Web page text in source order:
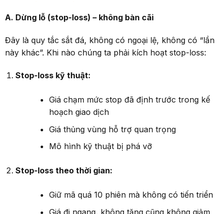
A. Dừnglỗ (stop-loss) – không bàn cãi
Đây là quy tắc sắt đá, không có ngoại lệ, không có “lần
này khác”. Khi nào chúng ta phải kích hoạt stop-loss:
Stop-loss kỹ thuật:
Giá chạm mức stop đã định trước trong kế
hoạch giao dịch
Giá thủng vùng hỗ trợ quan trọng
Mô hình kỹ thuật bị phá vỡ
Stop-loss theo thời gian:
Giữ mã quá 10 phiên mà không có tiến triển
Giá đi ngang, không tăng cũng không giảm